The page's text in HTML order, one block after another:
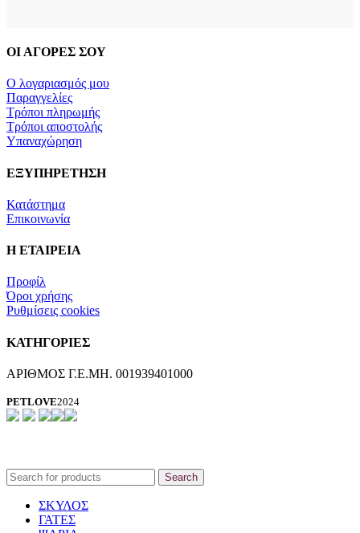
ΟΙ ΑΓΟΡΕΣ ΣΟΥ
Ο λογαριασμός μου
Παραγγελίες
Τρόποι πληρωμής
Τρόποι αποστολής
Υπαναχώρηση
ΕΞΥΠΗΡΕΤΗΣΗ
Κατάστημα
Επικοινωνία
Η ΕΤΑΙΡΕΙΑ
Προφίλ
Όροι χρήσης
Ρυθμίσεις cookies
ΚΑΤΗΓΟΡΙΕΣ
ΑΡΙΘΜΟΣ Γ.Ε.ΜΗ. 001939401000
PETLOVE2024
Search
ΣΚΥΛΟΣ
ΓΑΤΕΣ